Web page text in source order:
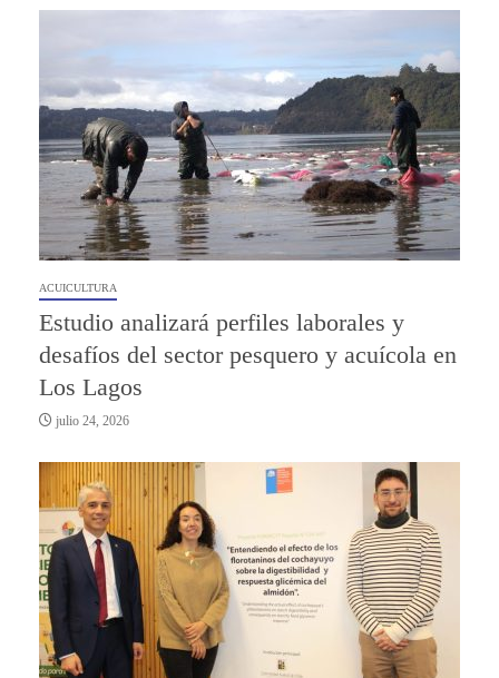
ACUICULTURA
Estudio analizará perfiles laborales y
desafíos del sector pesquero y acuícola en
Los Lagos
julio 24, 2026